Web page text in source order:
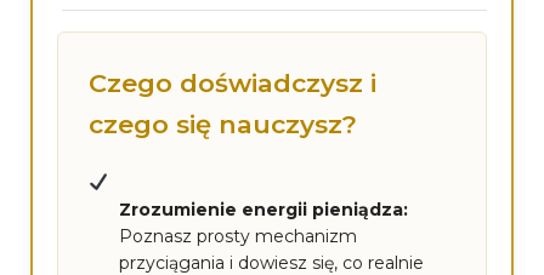
Czego doświadczysz i
czego się nauczysz?
Zrozumienie energii pieniądza:
Poznasz prosty mechanizm
przyciągania i dowiesz się, co realnie